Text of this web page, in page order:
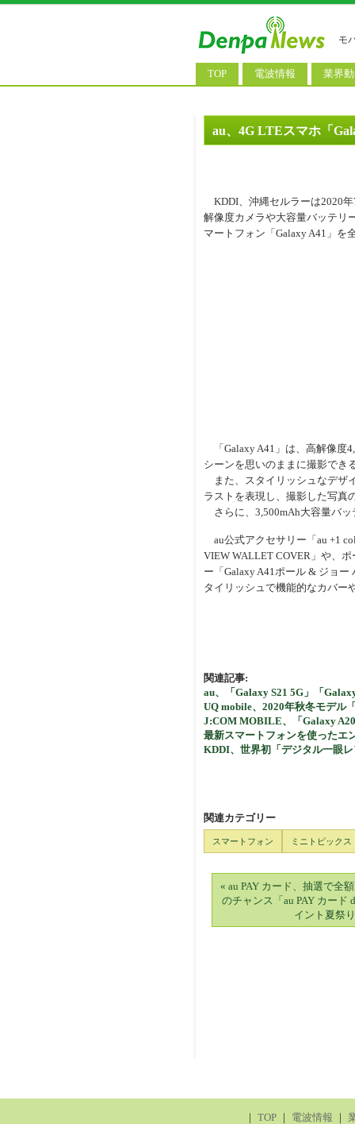
モ
TOP 電波情報
基地局ニュース
業界
決算情
料金改
au、4G LTEスマホ「
KDDI、沖縄セルラーは2020
解像度カメラや大容量バッテリ
マートフォン「Galaxy A41」を
「Galaxy A41」は、高解像度
シーンを思いのままに撮影でき
また、スタイリッシュなデザ
ラストを表現し、撮影した写真
さらに、3,500mAh大容量バッ
au公式アクセサリー「au +1
VIEW WALLET COVER」や、
ー「Galaxy A41ポール & ジョ
タイリッシュで機能的なカバー
関連記事:
au、「Galaxy S21 5G」「
UQ mobile、2020年秋冬モデル
J:COM MOBILE、「Galaxy
最新スマートフォンを使ったエ
KDDI、世界初「デジタル一眼
関連カテゴリー
スマートフォン ミニトピックス
« au PAY カード、抽選で全
のチャンス「au PAY カード
イント夏祭
｜ TOP｜ 電波情報 ｜